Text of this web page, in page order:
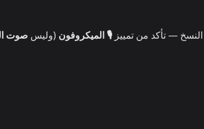
— تأكد من تمييز 🎙️ الميكروفون (وليس صوت